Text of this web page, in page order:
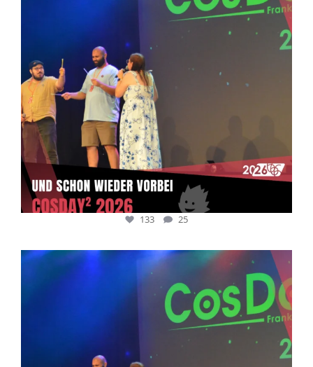
133 25
cosday
Juli 5
133 25